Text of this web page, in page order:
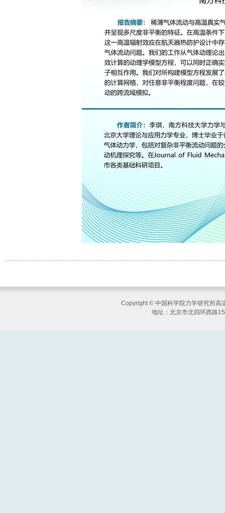
Copyright © 中国科学院力学研究所
地址：北京市北四环西